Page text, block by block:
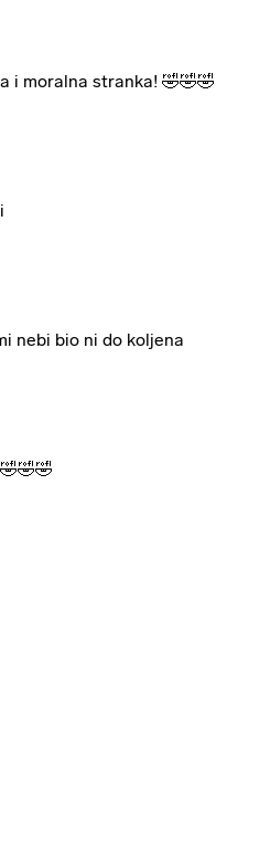
i moralna stranka! 🤣🤣🤣
nebi bio ni do koljena